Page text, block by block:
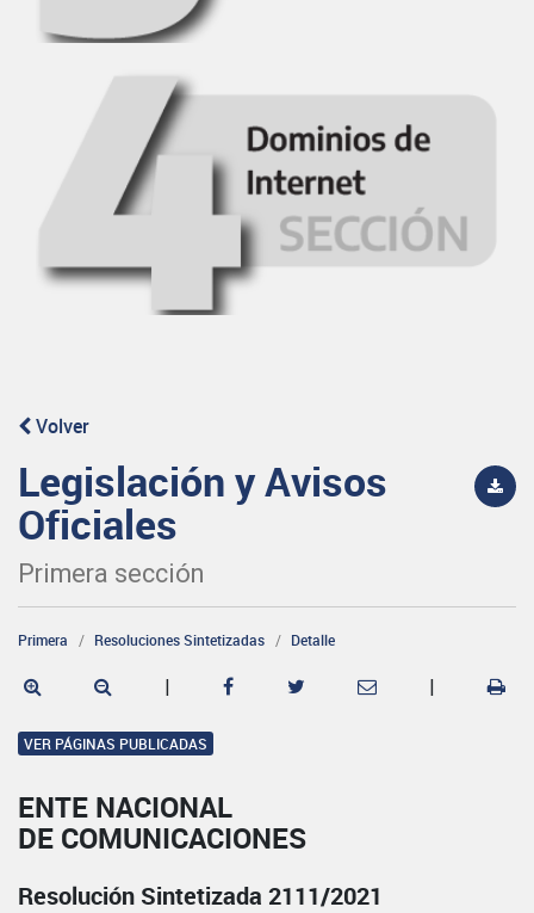
Volver
Legislación y Avisos
Oficiales
Primera sección
Primera Resoluciones Sintetizadas Detalle
| |
VER PÁGINAS PUBLICADAS
ENTE NACIONAL
DE COMUNICACIONES
Resolución Sintetizada 2111/2021